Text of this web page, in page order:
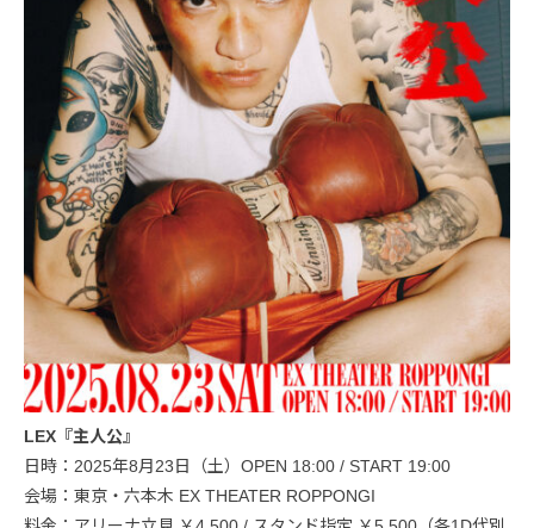
LEX『主人公』
日時：2025年8月23日（土）OPEN 18:00 / START 19:00
会場：東京・六本木 EX THEATER ROPPONGI